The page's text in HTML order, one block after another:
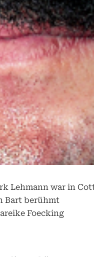
Lehmann war in
Bart berühmt
Foecking